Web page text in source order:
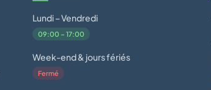
Lundi – Vendredi
09:00 – 17:00
Week-end & jours fériés
Fermé